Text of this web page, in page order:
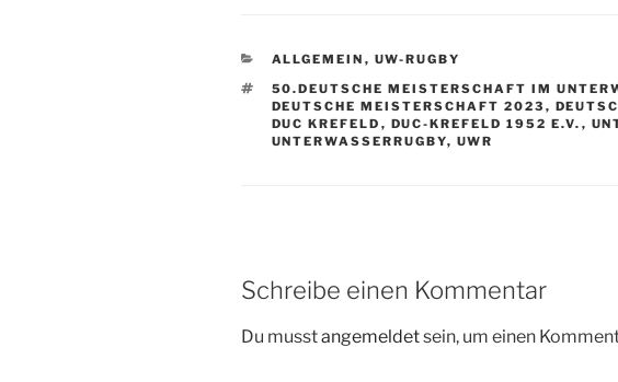
KATEGORIEN
ALLGEMEIN , UW-RUGBY
SCHLAGWÖRTER
50.DEUTSCHE MEISTERSCHAFT IM
DEUTSCHE MEISTERSCHAFT 2023 ,
DUC KREFELD , DUC-KREFELD 1952 E.V. ,
UNTERWASSERRUGBY, UWR
Schreibe einen Kommentar
Du musstangemeldetsein, um einen